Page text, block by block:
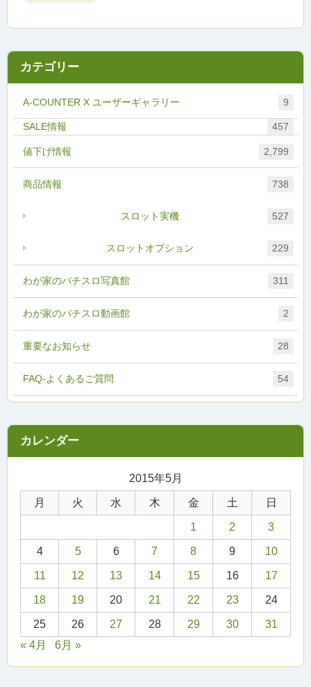
カテゴリー
A-COUNTER X ユーザーギャラリー 9
FAQ-よくあるご質問 54
457
わが家のパチスロ写真館 311
わが家のパチスロ動画館 2
値下げ情報 2,799
商品情報 738
スロットオプション 229
スロット実機 527
重要なお知らせ 28
2015年5月
月 火 水 木 金 土 日
1 2 3
4 5 6 7 8 9 10
11 12 13 14 15 16 17
18 19 20 21 22 23 24
25 26 27 28 29 30
31
« 4月
6月 »